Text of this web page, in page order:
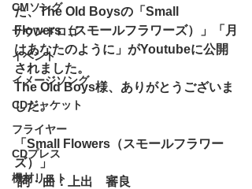
CMソング
サウンドロゴ
イベント
イメージソング
CDジャケット
フライヤー
CDプレス
機材リスト
た、The Old Boysの「 Small
Flowers（スモールフラワーズ） 」「 月
はあなたのように 」がYoutubeに公開
されました。
The Old Boys様、ありがとうございま
した。
「 Small Flowers（スモールフラワー
ズ） 」
詞・曲：上出　審良